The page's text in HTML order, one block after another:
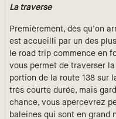
La traverse
Premièrement, dès qu’on
est accueilli par un des
le road trip commence en
vous permet de traverser
portion de la route 138 sur
très courte durée, mais
chance, vous apercevrez
baleines qui sont en grand